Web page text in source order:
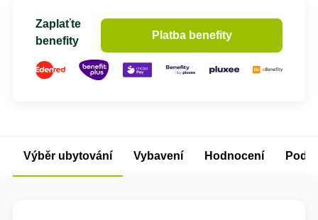
Zaplaťte
benefity
Platba benefity
Výběr ubytování Vybavení Hodnocení